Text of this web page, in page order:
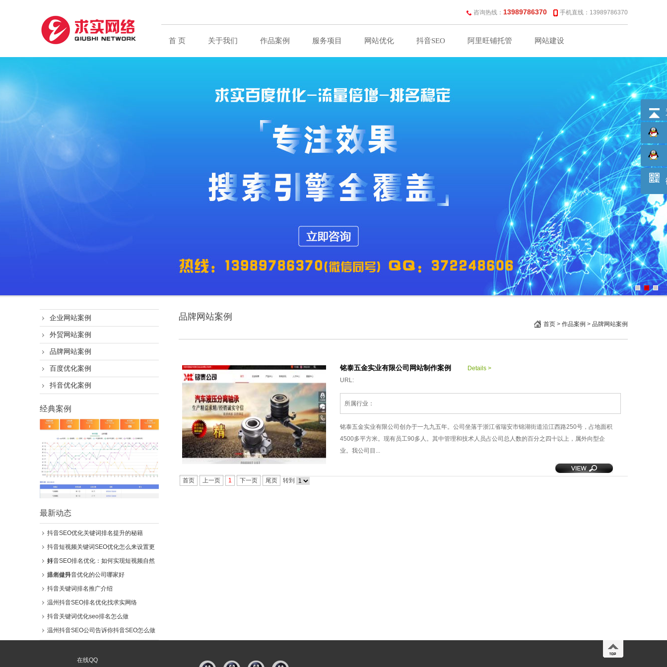
咨询热线： 13989786370 手机直线：13989786370
首 页 关于我们 作品案例 服务项目 网站优化 抖音SEO 阿里旺铺托管 网站建设
企业网站案例
外贸网站案例
品牌网站案例
百度优化案例
抖音优化案例
经典案例
最新动态
抖音SEO优化关键词排名提升的秘籍
抖音短视频关键词SEO优化怎么来设置更
好
抖音SEO排名优化：如何实现短视频自然
排名提升
温州做抖音优化的公司哪家好
抖音关键词排名推广介绍
温州抖音SEO排名优化找求实网络
抖音关键词优化seo排名怎么做
温州抖音SEO公司告诉你抖音SEO怎么做
品牌网站案例
首页> 作品案例 > 品牌网站案例
铭泰五金实业有限公司网站制作案例
Details >
URL:
所属行业：
铭泰五金实业有限公司创办于一九九五年。公司坐落于浙江省瑞安市锦湖街道沿江西路250号，占地面积
4500多平方米。现有员工90多人。其中管理和技术人员占公司总人数的百分之四十以上，属外向型企
业。我公司目...
首页 上一页 1 下一页 尾页 转到
在线QQ